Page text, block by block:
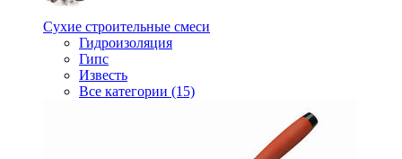
Сухие строительные смеси
Гидроизоляция
Гипс
Известь
Все категории (15)